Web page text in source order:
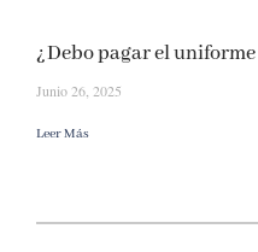
¿Debo pagar el
Junio 26, 2025
Leer Más